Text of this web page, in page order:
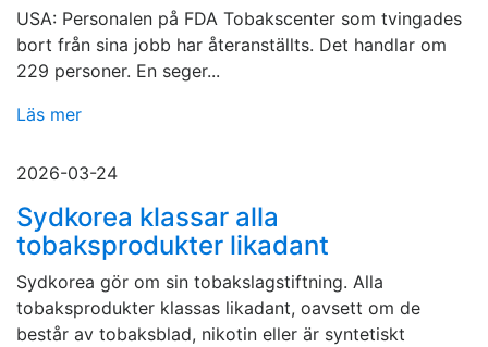
USA: Personalen på FDA Tobakscenter som tvingades
bort från sina jobb har återanställts. Det handlar om
229 personer. En seger...
Läs mer
2026-03-24
Sydkorea klassar alla
tobaksprodukter likadant
Sydkorea gör om sin tobakslagstiftning. Alla
tobaksprodukter klassas likadant, oavsett om de
består av tobaksblad, nikotin eller är syntetiskt